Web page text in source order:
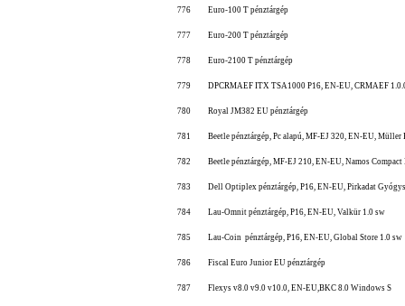
776 Euro-100 T pénztárgép
777 Euro-200 T pénztárgép
778 Euro-2100 T pénztárgép
779 DPCRMAEF ITX TSA1000 P16, EN-EU, CRMAEF
780 Royal JM382 EU pénztárgép
781 Beetle pénztárgép, Pc alapú, MF-EJ 320, EN-EU, Müller
782 Beetle pénztárgép, MF-EJ 210, EN-EU, Namos Compact
783 Dell Optiplex pénztárgép, P16, EN-EU, Pirkadat
784 Lau-Omnit pénztárgép, P16, EN-EU, Valkür 1.0 sw
785 Lau-Coin pénztárgép, P16, EN-EU, Global Store 1.0 sw
786 Fiscal Euro Junior EU pénztárgép
787 Flexys v8.0 v9.0 v10.0, EN-EU,BKC 8.0 Windows S